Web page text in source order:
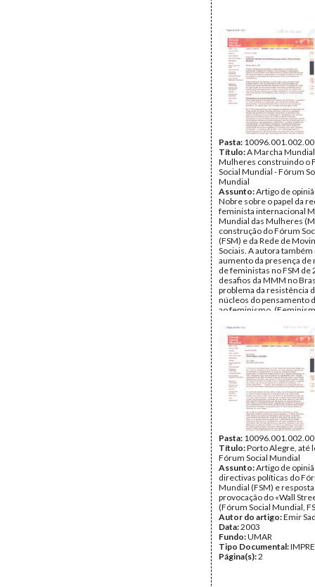
Pasta:
Título:A Marcha
Mulheres construindo o
Social Mundial - Fórum
Mundial
Assunto:Artigo de
Nobre sobre o papel da
feminista internacional
Mundial das Mulheres
construção do Fórum
(FSM) e da Rede de
Sociais. A autora
aumento da presença de
de feministas no FSM de
desafios da MMM no
problema da resistência
núcleos do pensamento
ao feminismo.
Autor do artigo: Miriam
Data:2003
Fundo:UMAR
Tipo Documental:
Página(s):2
Pasta:
Título:Porto Alegre, até
Fórum Social Mundial
Assunto:Artigo de
directivas políticas do
Mundial (FSM) e
provocação do «Wall
(Fórum Social Mundial,
Autor do artigo:Emir
Data:2003
Fundo:UMAR
Tipo Documental:
Página(s):2